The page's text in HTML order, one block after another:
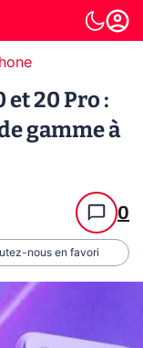
20 Pro :
gamme à
0
nous en favori